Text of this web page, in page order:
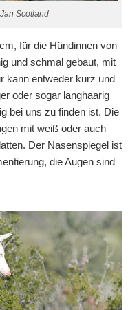
Scotland
für die Hündinnen von
und schmal gebaut, mit
kann entweder kurz und
oder sogar langhaarig
bei uns zu finden ist. Die
mit weiß oder auch
Der Nasenspiegel ist
die Augen sind